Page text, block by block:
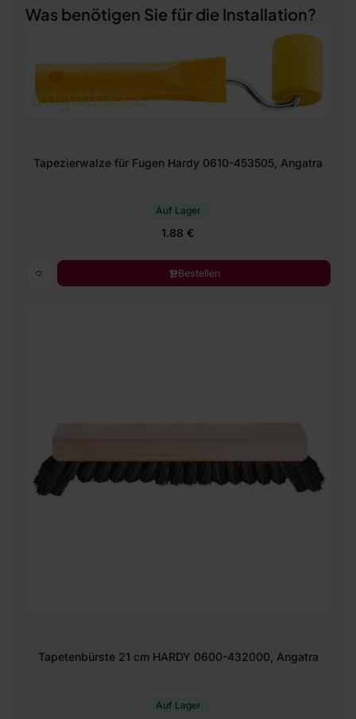
Was benötigen Sie für die Installation?
Tapezierwalze für Fugen Hardy 0610-453505, Angatra
Auf Lager
1.88 €
Bestellen
Tapetenbürste 21 cm HARDY 0600-432000, Angatra
Auf Lager